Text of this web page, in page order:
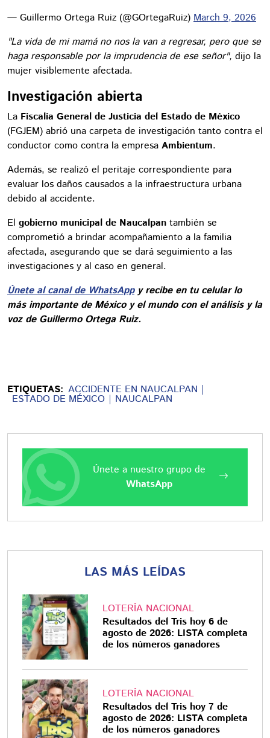
— Guillermo Ortega Ruiz (@GOrtegaRuiz) March 9, 2026
"La vida de mi mamá no nos la van a regresar, pero que se
haga responsable por la imprudencia de ese señor", dijo la
mujer visiblemente afectada.
Investigación abierta
La Fiscalía General de Justicia del Estado de México
(FGJEM) abrió una carpeta de investigación tanto contra el
conductor como contra la empresa Ambientum.
Además, se realizó el peritaje correspondiente para
evaluar los daños causados a la infraestructura urbana
debido al accidente.
El gobierno municipal de Naucalpan también se
comprometió a brindar acompañamiento a la familia
afectada, asegurando que se dará seguimiento a las
investigaciones y al caso en general.
Únete al canal de WhatsAppy recibe en tu celular lo
más importante de México y el mundo con el análisis y la
voz de Guillermo Ortega Ruiz.
ETIQUETAS: ACCIDENTE EN NAUCALPAN
ESTADO DE MÉXICO NAUCALPAN
Únete a nuestro grupo de
WhatsApp
LAS MÁS LEÍDAS
LOTERÍA NACIONAL
Resultados del Tris hoy 6 de
agosto de 2026: LISTA completa
de los números ganadores
LOTERÍA NACIONAL
Resultados del Tris hoy 7 de
agosto de 2026: LISTA completa
de los números ganadores